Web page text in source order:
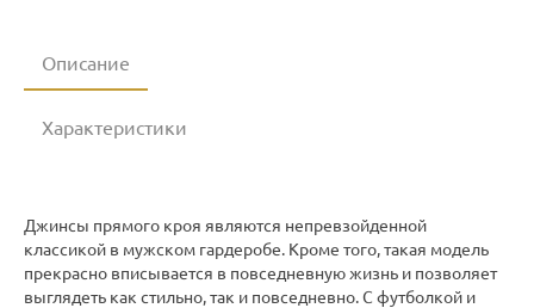
Описание
Характеристики
Джинсы прямого кроя являются непревзойденной
классикой в мужском гардеробе. Кроме того, такая модель
прекрасно вписывается в повседневную жизнь и позволяет
выглядеть как стильно, так и повседневно. С футболкой и